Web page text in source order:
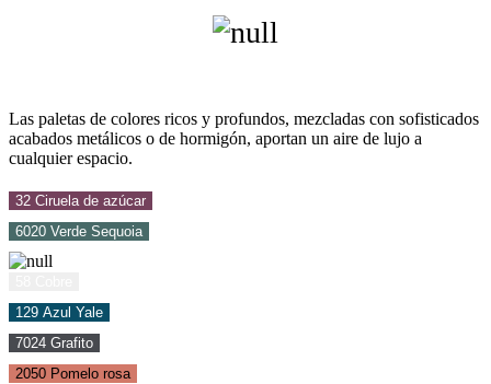
Las paletas de colores ricos y profundos, mezcladas con sofisticados
acabados metálicos o de hormigón, aportan un aire de lujo a
cualquier espacio.
32 Ciruela de azúcar
6020 Verde Sequoia
129 Azul Yale
7024 Grafito
2050 Pomelo rosa